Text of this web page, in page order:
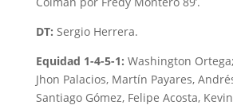
DT: Sergio Herrera.
Equidad 1-4-5-1: Washington
Jhon Palacios, Martín Payares,
Santiago Gómez, Felipe Acosta,